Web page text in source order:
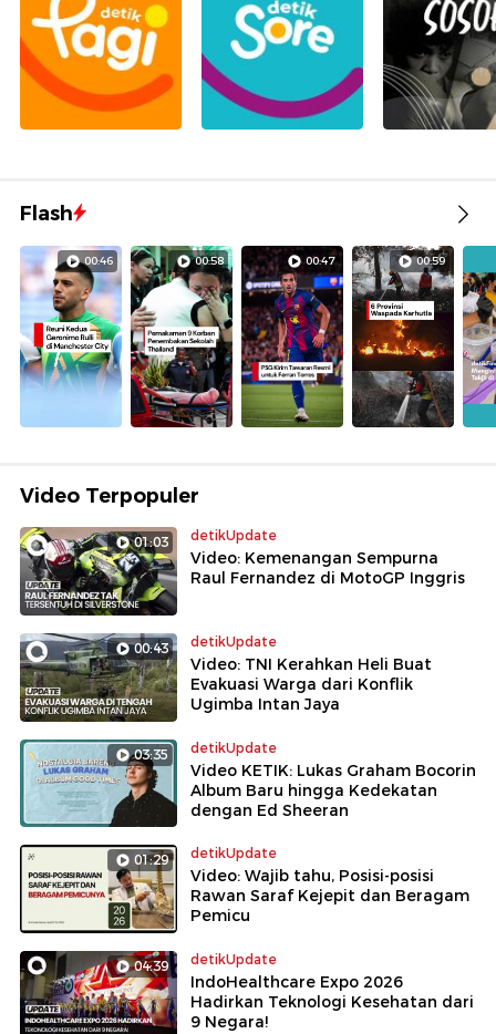
Flash
00:46 00:58 00:47 00:59
Video Terpopuler
01:03 detikUpdate
Video: Kemenangan Sempurna
Raul Fernandez di MotoGP Inggris
00:43 detikUpdate
Video: TNI Kerahkan Heli Buat
Evakuasi Warga dari Konflik
Ugimba Intan Jaya
03:35 detikUpdate
Video KETIK: Lukas Graham Bocorin
Album Baru hingga Kedekatan
dengan Ed Sheeran
01:29 detikUpdate
Video: Wajib tahu, Posisi-posisi
Rawan Saraf Kejepit dan Beragam
Pemicu
04:39 detikUpdate
IndoHealthcare Expo 2026
Hadirkan Teknologi Kesehatan dari
9 Negara!